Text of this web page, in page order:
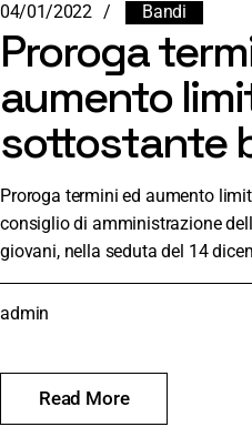
04/01/2022 Bandi
Proroga
aumento
sottostante
Proroga termini ed aumento
consiglio di amministrazione
giovani, nella seduta del 14
Read More
admin